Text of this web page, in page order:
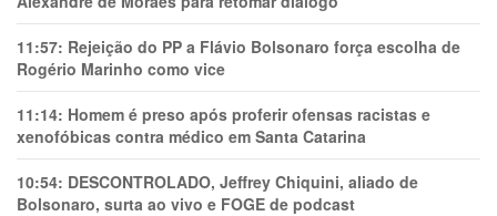
11:57: Rejeição do PP a Flávio Bolsonaro força escolha de
Rogério Marinho como vice
11:14: Homem é preso após proferir ofensas racistas e
xenofóbicas contra médico em Santa Catarina
10:54: DESCONTROLADO, Jeffrey Chiquini, aliado de
Bolsonaro, surta ao vivo e FOGE de podcast